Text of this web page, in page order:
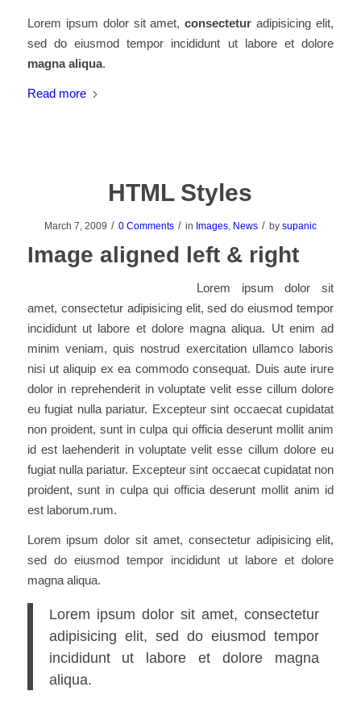
Lorem ipsum dolor sit amet,consectetur adipisicing elit,
sed do eiusmod tempor incididunt ut labore et dolore
magna aliqua.
Read more
HTML Styles
March 7, 2009 / 0 Comments / in Images, News / by supanic
Image aligned left & right
Lorem ipsum dolor sit
amet, consectetur adipisicing elit, sed do eiusmod tempor
incididunt ut labore et dolore magna aliqua. Ut enim ad
minim veniam, quis nostrud exercitation ullamco laboris
nisi ut aliquip ex ea commodo consequat. Duis aute irure
dolor in reprehenderit in voluptate velit esse cillum dolore
eu fugiat nulla pariatur. Excepteur sint occaecat cupidatat
non proident, sunt in culpa qui officia deserunt mollit anim
id est laehenderit in voluptate velit esse cillum dolore eu
fugiat nulla pariatur. Excepteur sint occaecat cupidatat non
proident, sunt in culpa qui officia deserunt mollit anim id
est laborum.rum.
Lorem ipsum dolor sit amet, consectetur adipisicing elit,
sed do eiusmod tempor incididunt ut labore et dolore
magna aliqua.
Lorem ipsum dolor sit amet, consectetur
adipisicing elit, sed do eiusmod tempor
incididunt ut labore et dolore magna
aliqua.